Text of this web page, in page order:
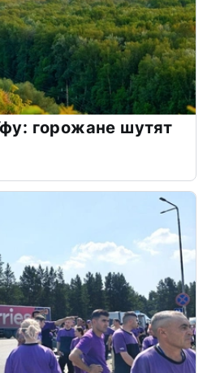
горожане шутят